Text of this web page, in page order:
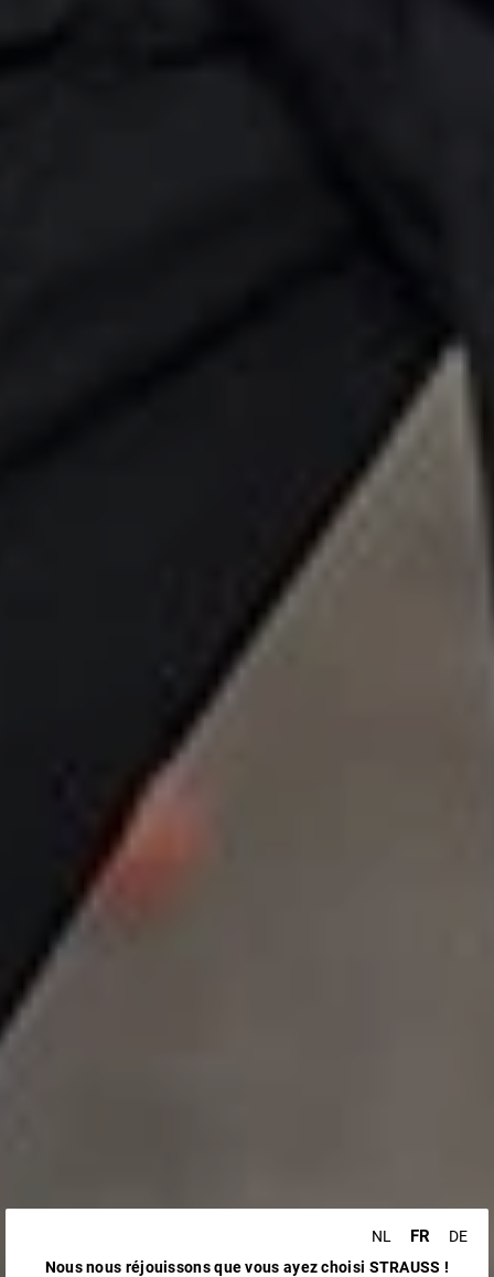
NL FR
DE
Nous nous réjouissons que vous ayez choisi STRAUSS !